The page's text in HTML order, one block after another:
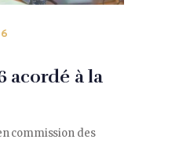
acordé à la
commission des